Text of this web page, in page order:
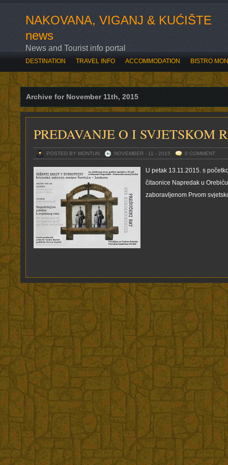
NAKOVANA, VIGANJ & KUĆIŠTE
news
News and Tourist info portal
DESTINATION TRAVEL INFO ACCOMMODATION BISTRO
SVE O OVOGODIŠNJOJ ROZARIADI BOĆARI OTVORILI ROZARIADU
Archive for November 11th, 2015
PREDAVANJE O I SVJETSKOM
POSTED BY MONTUN NOVEMBER - 11 - 2015 0 COMMENT
U petak 13.11.2015. s
čitaonice Napredak u
zaboravljenom Prvom